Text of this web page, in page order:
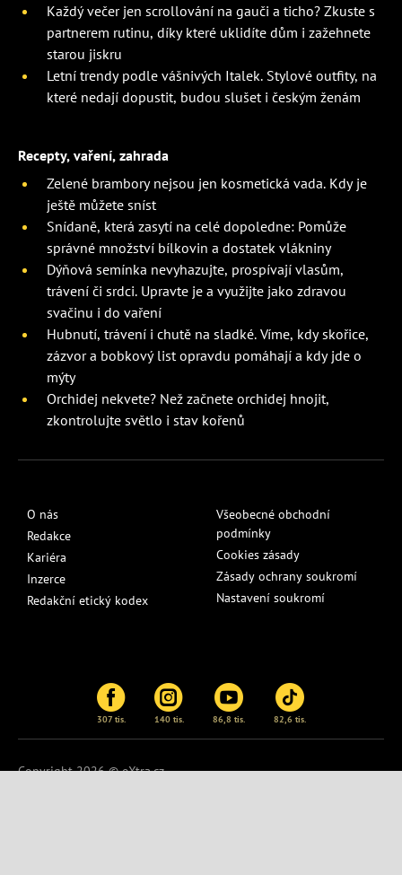
Každý večer jen scrollování na gauči a ticho? Zkuste s
partnerem rutinu, díky které uklidíte dům i zažehnete
starou jiskru
Letní trendy podle vášnivých Italek. Stylové outfity, na
které nedají dopustit, budou slušet i českým ženám
Recepty, vaření, zahrada
Zelené brambory nejsou jen kosmetická vada. Kdy je
ještě můžete sníst
Snídaně, která zasytí na celé dopoledne: Pomůže
správné množství bílkovin a dostatek vlákniny
Dýňová semínka nevyhazujte, prospívají vlasům,
trávení či srdci. Upravte je a využijte jako zdravou
svačinu i do vaření
Hubnutí, trávení i chutě na sladké. Víme, kdy skořice,
zázvor a bobkový list opravdu pomáhají a kdy jde o
mýty
Orchidej nekvete? Než začnete orchidej hnojit,
zkontrolujte světlo i stav kořenů
O nás
Redakce
Kariéra
Inzerce
Redakční etický kodex
Všeobecné obchodní
podmínky
Cookies zásady
Zásady ochrany soukromí
Nastavení soukromí
307 tis. 140 tis. 86,8 tis. 82,6 tis.
Copyright 2026 © eXtra.cz